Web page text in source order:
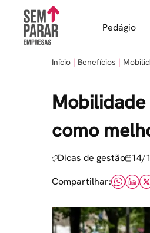
content
Pedágio
Início Benefícios
como
Dicas de gestão 14/
Compartilhar: